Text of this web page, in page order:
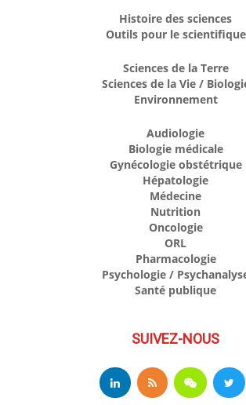
Histoire des sciences
Outils pour le scientifique
Sciences de la Terre
Sciences de la Vie /
Environnement
Audiologie
Biologie médicale
Gynécologie obstétrique
Hépatologie
Médecine
Nutrition
Oncologie
ORL
Pharmacologie
Psychologie /
Santé publique
SUIVEZ-NOUS